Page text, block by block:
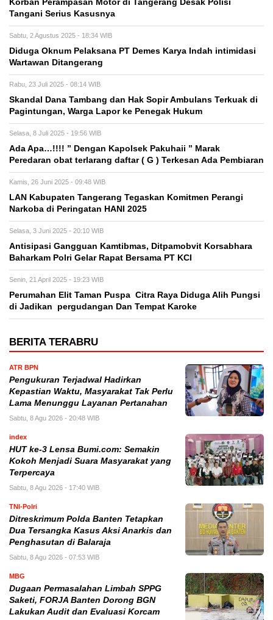
Korban Perampasan Motor di Tangerang Desak Polisi
Tangani Serius Kasusnya
Sabtu, 2 Agustus 2025 - 18:34 WIB
Diduga Oknum Pelaksana PT Demes Karya Indah intimidasi
Wartawan Ditangerang
Rabu, 23 Juli 2025 - 08:14 WIB
Skandal Dana Tambang dan Hak Sopir Ambulans Terkuak di
Pagintungan, Warga Lapor ke Penegak Hukum
Selasa, 8 Juli 2025 - 19:56 WIB
Ada Apa…!!!! ” Dengan Kapolsek Pakuhaii ” Marak
Peredaran obat terlarang daftar ( G ) Terkesan Ada Pembiaran
Kamis, 26 Juni 2025 - 09:48 WIB
LAN Kabupaten Tangerang Tegaskan Komitmen Perangi
Narkoba di Peringatan HANI 2025
Selasa, 3 Juni 2025 - 20:10 WIB
Antisipasi Gangguan Kamtibmas, Ditpamobvit Korsabhara
Baharkam Polri Gelar Rapat Bersama PT KCI
Senin, 21 April 2025 - 19:23 WIB
Perumahan Elit Taman Puspa Citra Raya Diduga Alih Pungsi
di Jadikan pergudangan Dan Tempat Karoke
BERITA TERABRU
ATR BPN
Pengukuran Terjadwal Hadirkan
Kepastian Waktu, Masyarakat Tak Perlu
Lama Menunggu Layanan Pertanahan
Sabtu, 8 Agu 2026 - 20:48 WIB
index
HUT ke-3 Lensa Bumi.com: Semakin
Kokoh Menjadi Suara Masyarakat yang
Terpercaya
Sabtu, 8 Agu 2026 - 17:40 WIB
TNI-Polri
Ditreskrimum Polda Banten Tetapkan
Dua Tersangka Kasus Aksi Anarkis dan
Penghasutan di Balaraja
Sabtu, 8 Agu 2026 - 07:53 WIB
MBG
Dugaan Permasalahan Limbah SPPG
Saketi, FORJA Banten Dorong BGN
Lakukan Audit dan Evaluasi Korcam